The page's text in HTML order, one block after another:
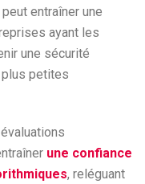
entraîner une
ayant les
une sécurité
plus petites
une confiance
, reléguant